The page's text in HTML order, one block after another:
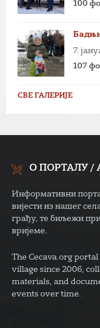
100
7.
107
СВЕ ГАЛЕРИЈЕ
О ПОРТАЛУ /
Информативни
вијести из нашег
грађу, те биљежи
вријеме.
The Cecava.org
village since 2006,
materials, and
events over time.